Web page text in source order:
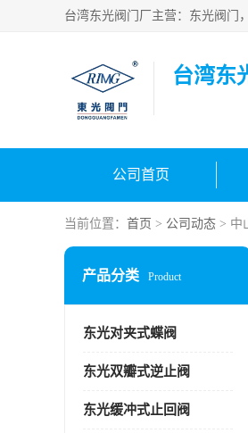
台湾东
公司首页
当前位置： 首页 > 公司动态 > 中
产品分类 Product
东光对夹式蝶阀
东光双瓣式逆止阀
东光缓冲式止回阀